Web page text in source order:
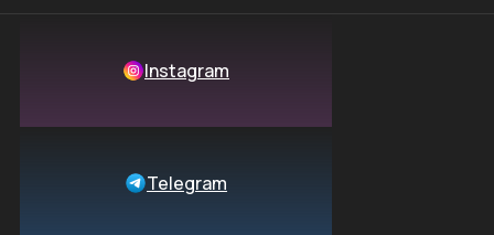
Instagram
Telegram